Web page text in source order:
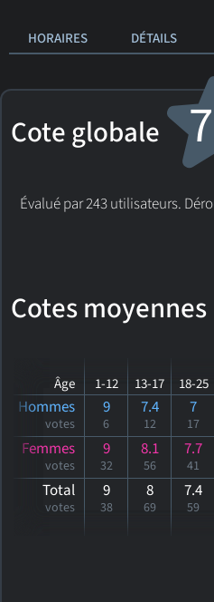
HORAIRES DÉTAILS
Cote globale 7
Évalué par 243 utilisateurs.
Cotes moyennes
Âge 1-12 13-17 18-25
Hommes
votes
9
6
7.4
12
7
17
Femmes
votes
9
32
8.1
56
7.7
41
Total
votes
9
38
8
69
7.4
59